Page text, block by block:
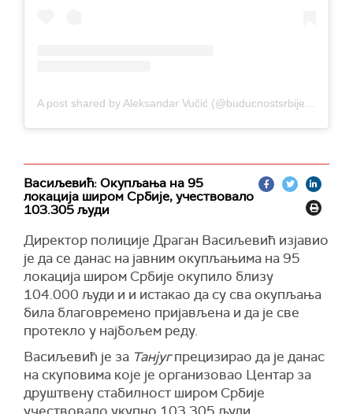
Васиљевић: Окупљања на 95
локација широм Србије, учествовало
103.305 људи
Директор полиције Драган Васиљевић изјавио
је да се данас на јавним окупљањима на 95
локација широм Србије окупило близу
104.000 људи и и истакао да су сва окупљања
била благовремено пријављена и да је све
протекло у најбољем реду.
Васиљевић је за Танјугпрецизирао да је данас
на скуповима које је организовао Центар за
друштвену стабилност широм Србије
учествовало укупно 103.305 људи.